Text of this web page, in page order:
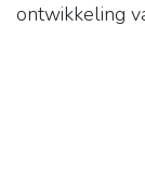
ontwikkeling